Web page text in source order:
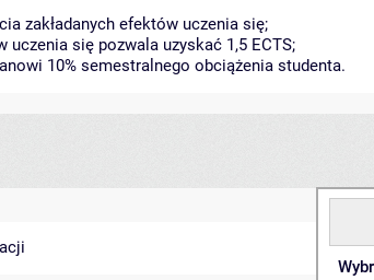
zakładanych efektów uczenia się;
się pozwala uzyskać 1,5 ECTS;
10% semestralnego obciążenia studenta.